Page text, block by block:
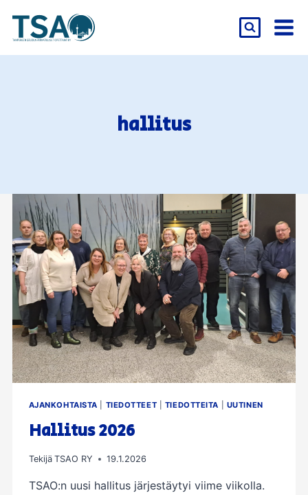
sisältöön
hallitus
AJANKOHTAISTA TIEDOTTEET TIEDOTTEITA UUTINEN
Hallitus 2026
Tekijä TSAO RY 19.1.2026
TSAO:n uusi hallitus järjestäytyi viime viikolla.